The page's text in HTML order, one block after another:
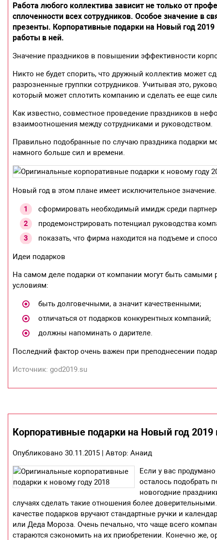
Работа любого коллектива зависит не только от
сплоченности всех сотрудников. Особое значение в
презенты. Корпоративные подарки на Новый год
работы в ней.
Значение праздников в повышении эффективности
Никто не будет спорить, что дружный коллектив может
разрозненные группки сотрудников. Учитывая это,
который может сплотить компанию и сделать ее еще
Как известно, совместное проведение праздников в
взаимоотношения между сотрудниками и руководством.
Правильно подобранные по случаю праздника подарки
намного больше сил и времени.
Новый год в этом плане имеет исключительное
сформировать необходимый имидж среди
продемонстрировать потенциал руководства
показать, что фирма находится на подъеме и
Идеи подарков
На самом деле подарки от компании могут быть
условиям:
быть долговечными, а значит качественными;
отличаться от подарков конкурентных компаний;
должны напоминать о дарителе.
Последний фактор очень важен при преподнесении
Источник: god2019.su
Корпоративные подарки на Новый год 2019
Опубликовано 30.11.2015 | Автор: Анаид
Если у вас
осталось подобрать
новогодние
случаях сделать такие отношения более
качестве подарков вручают стандартные ручки и
или Деда Мороза. Очень печально, что чаще всего
стараются сэкономить на их приобретении. Конечно же,